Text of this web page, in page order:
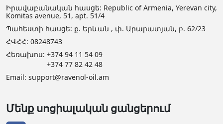
Իրավաբանական հասցե: Republic of Armenia, Yerevan city,
Komitas avenue, 51, apt. 51/4
Պահեստի հասցե: ք. Երևան , փ. Արարատյան, բ. 62/23
ՀՎՀՀ: 08248743
Հեռախոս: +374 94 11 54 09
+374 77 82 42 48
Email: support@ravenol-oil.am
Մենք սոցիալական ցանցերում